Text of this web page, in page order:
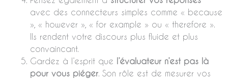
avec des connecteurs simples comme « because
», « however », « for example » ou « therefore ».
Ils rendent votre discours plus fluide et plus
convaincant.
Gardez à l’esprit que l’évaluateur n’est pas là
pour vous piéger. Son rôle est de mesurer vos